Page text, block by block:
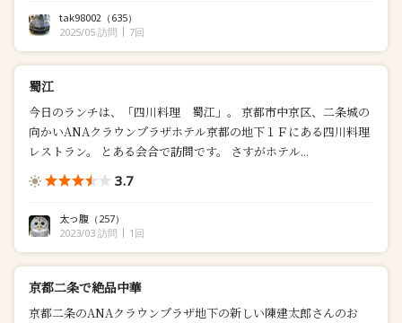
tak98002 （635）
2025/05 訪問
7回
蜀江
今日のランチは、「四川料理 蜀江」。 京都市中京区、二条城の
向かいANAクラウンプラザホテル京都の地下１Ｆにある四川料理
レストラン。 とある会合で訪問です。 さすがホテル...
3.7
太っ腹 （257）
2023/03 訪問
1回
京都二条で絶品中華
京都二条のANAクラウンプラザ地下の新しい陳建太郎さんのお